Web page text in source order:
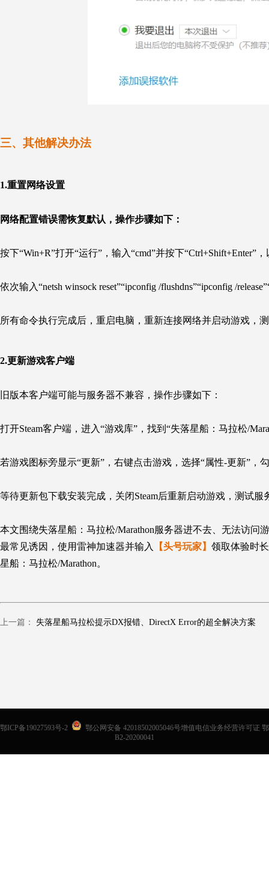
三、 其他解决办法
1.重置网络设置
网络配置错误需恢复默认，操作步骤如下：
按下“Win+R”打开“运行”，输入“cmd”并按下“Ctrl+Shift+Enter”
依次输入“netsh winsock reset”“ipconfig /flushdns”“ipconfig /
所有命令执行完成后，重启电脑，重新连接网络并启动游戏，
2.更新游戏客户端
旧版本客户端可能与服务器不兼容，操作步骤如下：
打开Steam客户端，进入“游戏库”，找到“失落星船：马拉松/
若游戏图标旁显示“更新”，右键点击游戏，选择“属性-更新”，
等待更新包下载安装完成，关闭Steam后重新启动游戏，测试服
本文围绕失落星船：马拉松/Marathon服务器进不去、无法访问
最常见诱因，使用雷神加速器并输入
【头号玩家】 领取体验时
星船：马拉松/Marathon。
上一篇： 失落星船马拉松提示DX报错、DirectX Error的超全解决方案
鄂ICP备19027593号-2
鄂公网安备 42018502005046号增值电信业务经营许可证 鄂
B2-20200041